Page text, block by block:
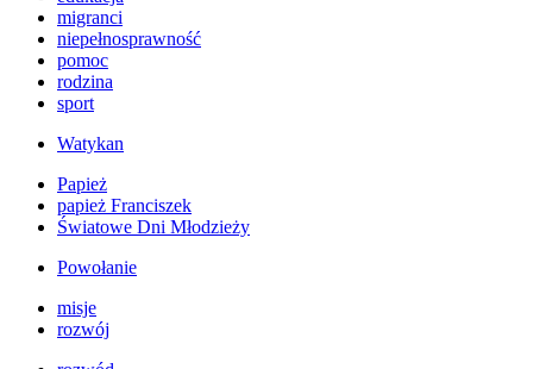
migranci
niepełnosprawność
pomoc
rodzina
sport
Watykan
Papież
papież Franciszek
Światowe Dni Młodzieży
Powołanie
misje
rozwój